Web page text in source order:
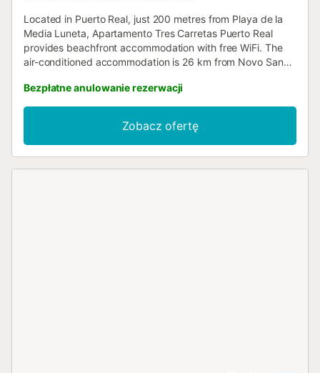
Located in Puerto Real, just 200 metres from Playa de la
Media Luneta, Apartamento Tres Carretas Puerto Real
provides beachfront accommodation with free WiFi. The
air-conditioned accommodation is 26 km from Novo Sancti
Bezpłatne anulowanie rezerwacji
Zobacz ofertę